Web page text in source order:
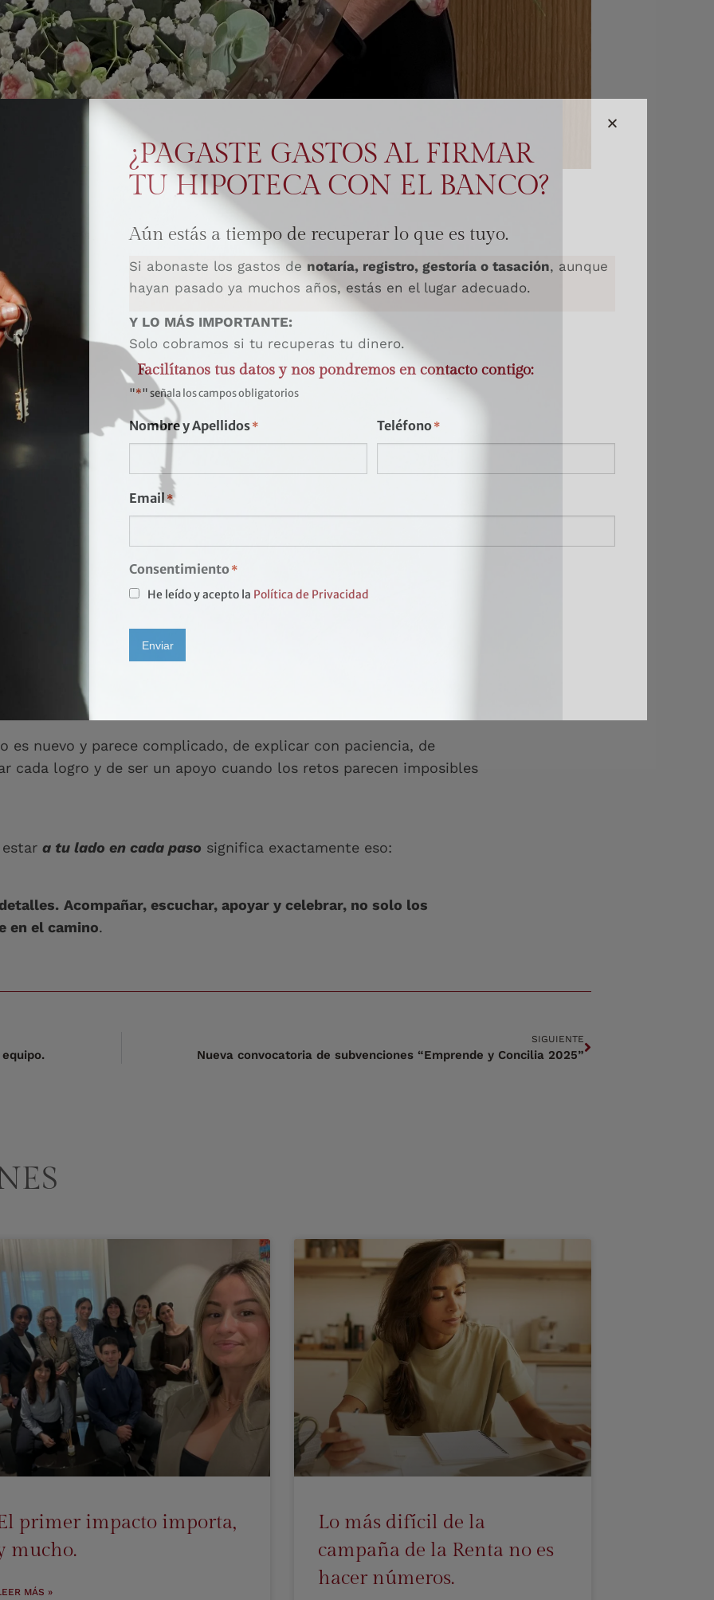
nos dejó una reseña en Google.
para traernos un ramo de flores grandísimo.
fue una simple reseña.
, de y dela relación que hemos construido junto a ella
los pequeños detalles?
solo de clientes.
una palabra de apoyo
es nuevo y parece complicado, de explicar con paciencia, de
cada logro y de ser un apoyo cuando los retos parecen imposibles
a tu lado en cada paso significa exactamente eso:
Acompañar, escuchar, apoyar y celebrar, no solo los
en el camino.
SIGUIENTE
Nueva convocatoria de subvenciones “Emprende y Concilia 2025”
primer impacto importa,
mucho.
MÁS »
Lo más difícil de la
campaña de la Renta no es
hacer números.
¿PAGASTE GASTOS AL FIRMAR
TU HIPOTECA CON EL BANCO?
Aún estás a tiempo de recuperar lo que es tuyo.
Si abonaste los gastos de notaría, registro, gestoría o tasación, aunque
hayan pasado ya muchos años, estás en el lugar adecuado.
Y LO MÁS IMPORTANTE:
Solo cobramos si tu recuperas tu dinero.
Facilítanos tus datos y nos pondremos en contacto contigo:
"*" señala los campos obligatorios
Nombre y Apellidos* Teléfono*
Email*
Consentimiento*
He leído y acepto la Política de Privacidad
Enviar